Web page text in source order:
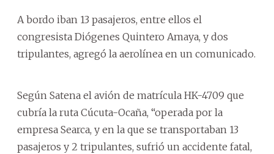
A bordo iban 13 pasajeros, entre ellos el
congresista Diógenes Quintero Amaya, y dos
tripulantes, agregó la aerolínea en un comunicado.
Según Satena el avión de matrícula HK-4709 que
cubría la ruta Cúcuta-Ocaña, “operada por la
empresa Searca, y en la que se transportaban 13
pasajeros y 2 tripulantes, sufrió un accidente fatal,